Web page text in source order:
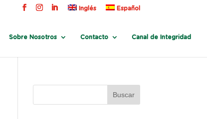
Inglés Español
Sobre Nosotros Contacto Canal de Integridad